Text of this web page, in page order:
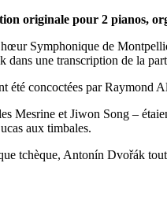
originale pour 2 pianos,
Symphonique de
une transcription de la
concoctées par Raymond
Mesrine et Jiwon Song –
aux timbales.
tchèque, Antonín Dvořák